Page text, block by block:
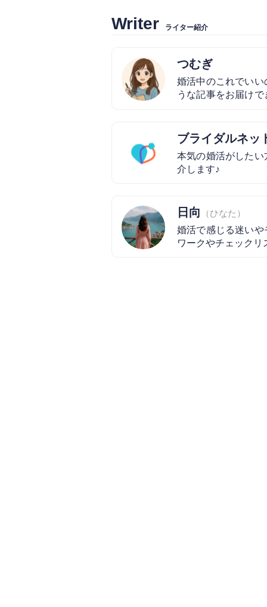
Writer ライター紹介
つむぎ
婚活中のこれでいい
うな記事をお届け
ブライダルネッ
本気の婚活がした
介します♪
日向
（ひなた）
婚活で感じる迷いや
ワークやチェックリ